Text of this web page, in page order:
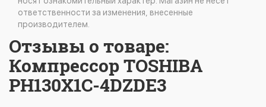
ответственности за изменения, внесенные
производителем.
Отзывы о товаре:
Компрессор TOSHIBA
PH130X1C-4DZDE3